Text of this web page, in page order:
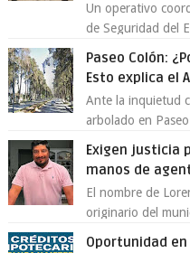
Un operativo
de Seguridad del
Paseo Colón:
Esto explica el
Ante la inquietud
arbolado en
Exigen justicia
manos de
El nombre de
originario del
Oportunidad